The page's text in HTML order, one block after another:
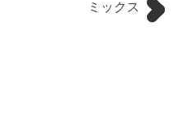
ミックス